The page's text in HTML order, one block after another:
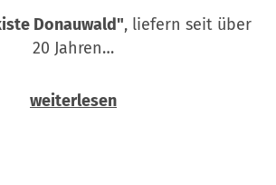
Donauwald", liefern seit über
20 Jahren…
weiterlesen